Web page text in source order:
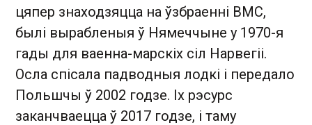
цяпер знаходзяцца на ўзбраенні ВМС,
былі вырабленыя ў Нямеччыне у 1970-я
гады для ваенна-марскіх сіл Нарвегіі.
Осла спісала падводныя лодкі і передало
Польшчы ў 2002 годзе. Іх рэсурс
заканчваецца ў 2017 годзе, і таму